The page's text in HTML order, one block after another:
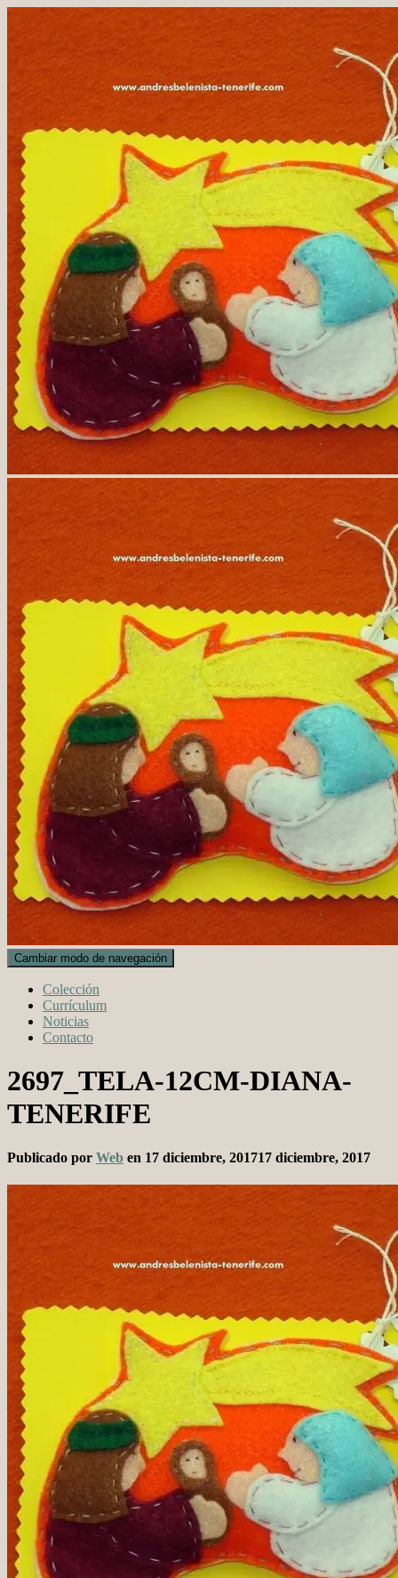
Cambiar modo de navegación
Colección
Currículum
Noticias
Contacto
2697_TELA-12CM-DIANA-
TENERIFE
Publicado por Web en 17 diciembre, 201717 diciembre, 2017